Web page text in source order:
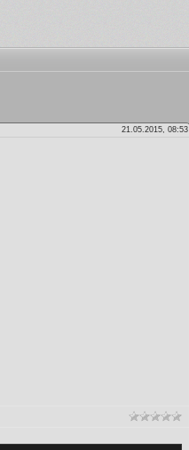
21.05.2015, 08:53